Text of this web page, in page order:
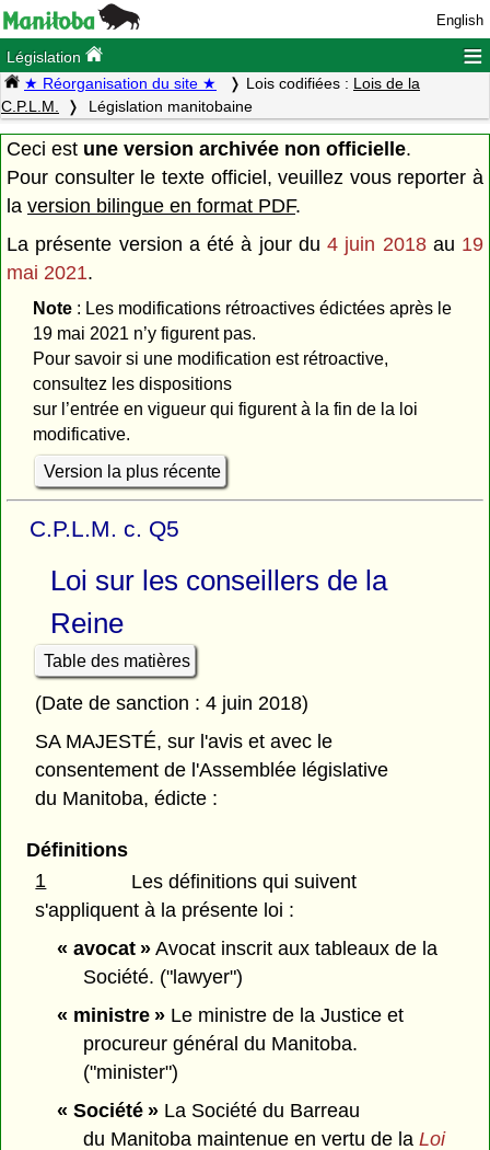
English
Législation ≡
★ Réorganisation du site ★ Lois codifiées : Lois de la
C.P.L.M.
Législation manitobaine
Ceci est une version archivée non officielle.
Pour consulter le texte officiel, veuillez vous reporter à
la version bilingue en format PDF.
La présente version a été à jour du 4 juin 2018au 19
mai 2021.
Note: Les modifications rétroactives édictées après le
19 mai 2021 n’y figurent pas.
Pour savoir si une modification est rétroactive,
consultez les dispositions
sur l’entrée en vigueur qui figurent à la fin de la loi
modificative.
Version la plus récente
C.P.L.M. c. Q5
Loi sur les conseillers de la
Reine
Table des matières
(Date de sanction : 4 juin 2018)
SA MAJESTÉ, sur l'avis et avec le
consentement de l'Assemblée législative
du Manitoba, édicte :
Définitions
1
Les définitions qui suivent
s'appliquent à la présente loi :
« avocat »Avocat inscrit aux tableaux de la
Société. ("lawyer")
« ministre »Le ministre de la Justice et
procureur général du Manitoba.
("minister")
« Société »La Société du Barreau
du Manitoba maintenue en vertu de laLoi